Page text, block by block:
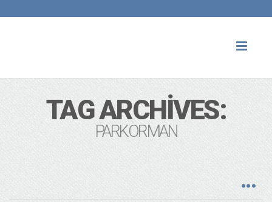
TAG ARCHIVES:
PARKORMAN